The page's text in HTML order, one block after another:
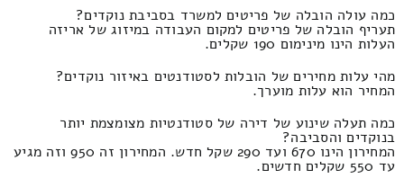
כמה עולה הובלה של פריטים למשרד בסביבת נוקדים?
תעריף הובלה של פריטים למקום העבודה במיזוג של אריזה
העלות הינו מינימום 190 שקלים.
מהי עלות מחירים של הובלות לסטודנטים באיזור נוקדים?
המחיר הוא עלות מוערך.
כמה תעלה שינוע של דירה של סטודנטיות מצומצמת יותר
בנוקדים והסביבה?
המחירון הינו 670 ועד 290 שקל חדש. המחירון זה 950 וזה מגיע
עד 550 שקלים חדשים.